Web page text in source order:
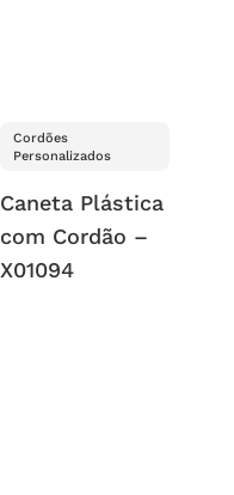
Cordões
Personalizados
Caneta Plástica
com Cordão –
X01094